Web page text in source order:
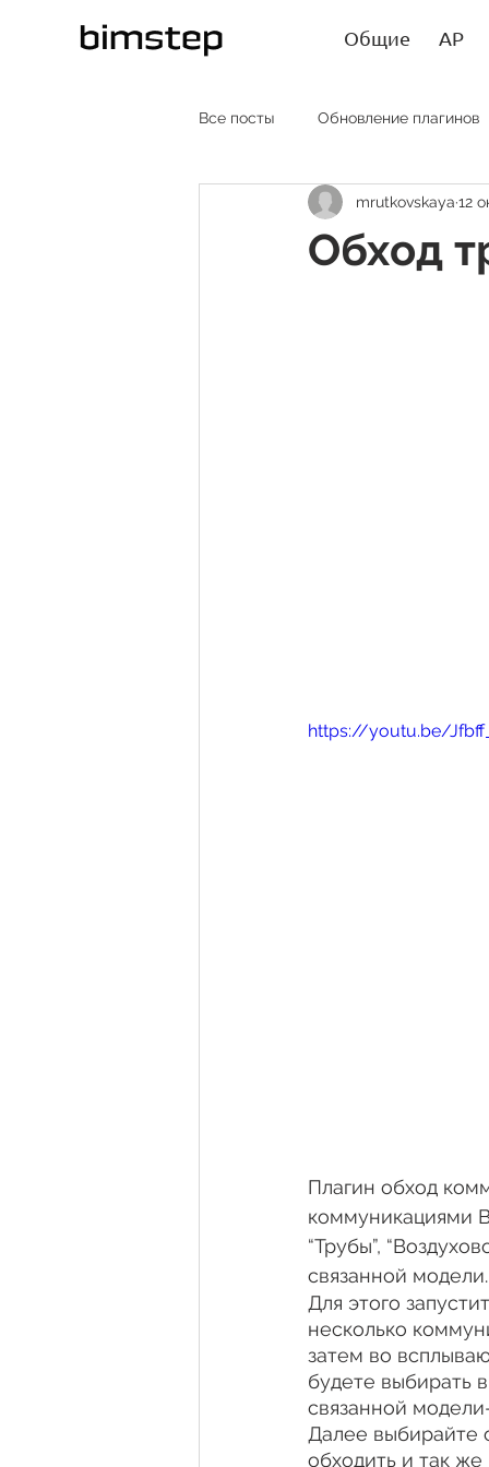
Общие АР
Все посты Обновление плагинов
AR EN AR SP
Обход
mrutkovskaya 12
https://youtu.be/
Плагин обход
коммуникациями
“Трубы”,
связанной модели.
Для этого
несколько
затем во
будете выбирать
связанной
Далее выбирайте
обходить и так